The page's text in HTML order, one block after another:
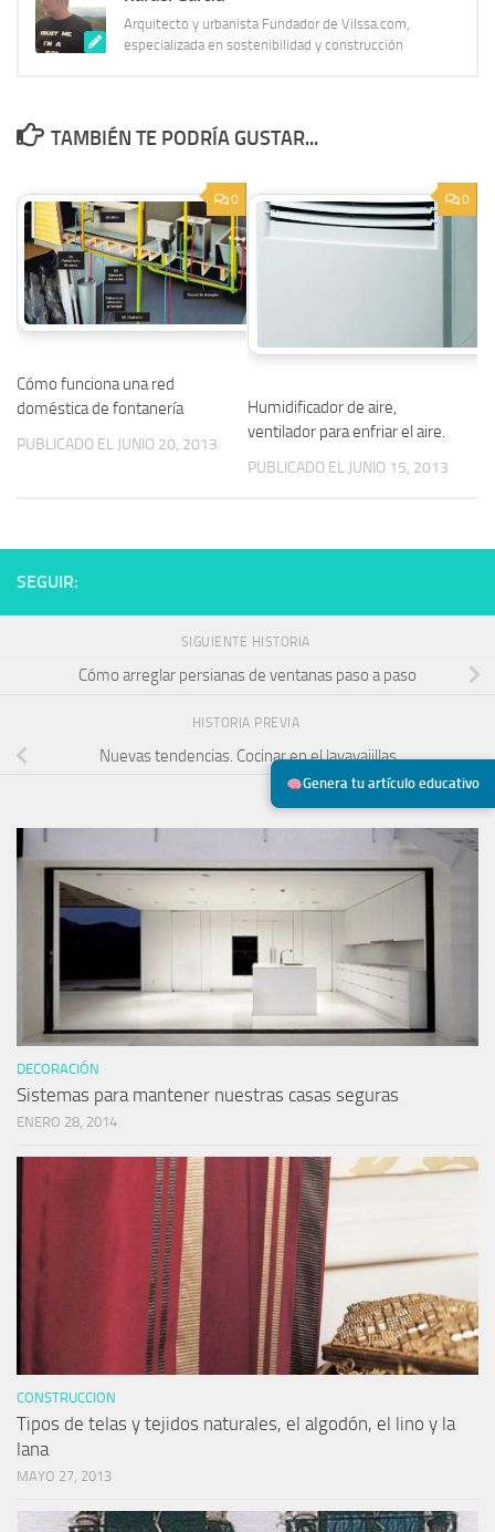
Genera tu artículo educativo
Arquitecto y urbanista Fundador de Vilssa.com,
especializada en sostenibilidad y construcción
TAMBIÉN TE PODRÍA GUSTAR...
0
Cómo funciona una red
doméstica de fontanería
PUBLICADO EL JUNIO 20, 2013
0
Humidificador de aire,
ventilador para enfriar el aire.
PUBLICADO EL JUNIO 15, 2013
SEGUIR:
SIGUIENTE HISTORIA
Cómo arreglar persianas de ventanas paso a paso
HISTORIA PREVIA
Nuevas tendencias. Cocinar en el lavavajillas
DECORACIÓN
Sistemas para mantener nuestras casas seguras
ENERO 28, 2014
CONSTRUCCION
Tipos de telas y tejidos naturales, el algodón, el lino y la
lana
MAYO 27, 2013